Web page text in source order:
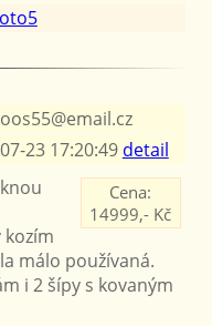
23 17:20:49 detail
Cena:
14999,- Kč
kozím
málo používaná.
i 2 šípy s kovaným